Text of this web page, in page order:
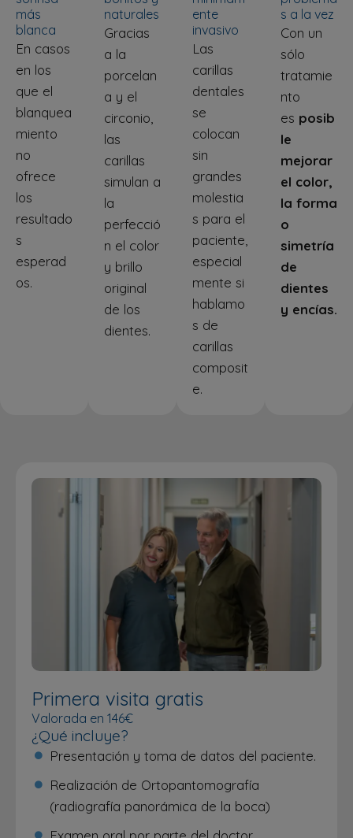
más
blanca
En casos
en los
que el
blanquea
miento
no
ofrece
los
resultado
s
esperad
os.
naturales
Gracias
a la
porcelan
a y el
circonio,
las
carillas
simulan a
la
perfecció
n el color
y brillo
original
de los
dientes.
ente
invasivo
Las
carillas
dentales
se
colocan
sin
grandes
molestia
s para el
paciente,
especial
mente si
hablamo
s de
carillas
composit
e.
s a la vez
Con un
sólo
tratamie
nto
es posib
le
mejorar
el color,
la forma
o
simetría
de
dientes
y encías.
Primera visita gratis
Valorada en 146€
¿Qué incluye?
Presentación y toma de datos del paciente.
Realización de Ortopantomografía
(radiografía panorámica de la boca)